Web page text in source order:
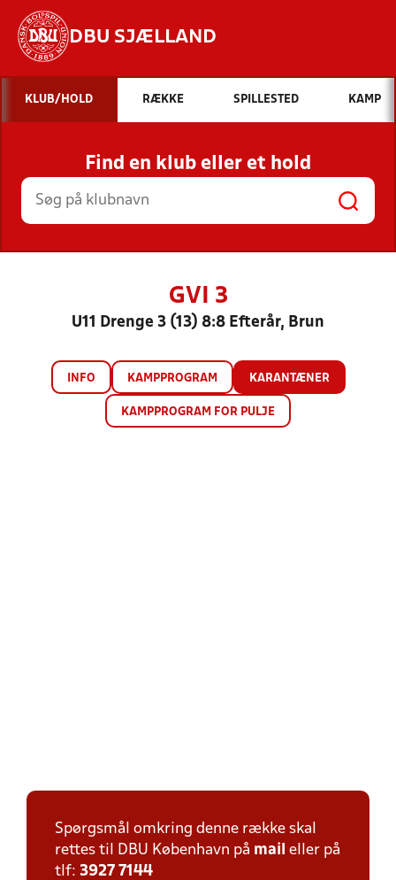
DBU SJÆLLAND
Hvad vil du søge efter?
INDHOLD OG NYHEDER
STILLINGER, RESULTATER, KLUBBER OG
HOLD
KLUB/HOLD RÆKKE SPILLESTED KAMP
Find en klub eller et hold
GVI 3
U11 Drenge 3 (13) 8:8 Efterår, Brun
INFO KAMPPROGRAM KARANTÆNER
KAMPPROGRAM FOR PULJE
Spørgsmål omkring denne række skal
rettes til DBU København på mail eller på
tlf: 3927 7144